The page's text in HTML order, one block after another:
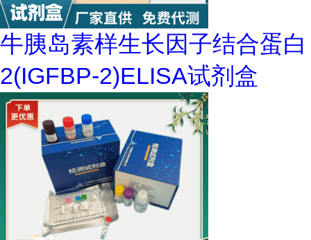
牛胰岛素样生长因子结合蛋白
2(IGFBP-2)ELISA试剂盒